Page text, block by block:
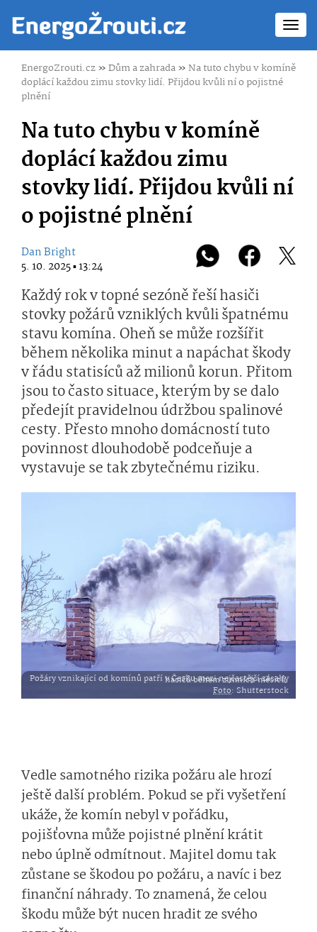
EnergoZrouti.cz»Dům a zahrada»Na tuto chybu v komíně
doplácí každou zimu stovky lidí. Přijdou kvůli ní o pojistné
plnění
Na tuto chybu v komíně
doplácí každou zimu
stovky lidí. Přijdou kvůli ní
o pojistné plnění
Dan Bright
5. 10. 2025 ▪ 13:24
Každý rok v topné sezóně řeší hasiči
stovky požárů vzniklých kvůli špatnému
stavu komína. Oheň se může rozšířit
během několika minut a napáchat škody
v řádu statisíců až milionů korun. Přitom
jsou to často situace, kterým by se dalo
předejít pravidelnou údržbou spalinové
cesty. Přesto mnoho domácností tuto
povinnost dlouhodobě podceňuje a
vystavuje se tak zbytečnému riziku.
Požáry vznikající od komínů patří v Česku mezi nejčastější zásahy hasičů během zimních měsíců.
Foto: Shutterstock
Vedle samotného rizika požáru ale hrozí
ještě další problém. Pokud se při vyšetření
ukáže, že komín nebyl v pořádku,
pojišťovna může pojistné plnění krátit
nebo úplně odmítnout. Majitel domu tak
zůstane se škodou po požáru, a navíc i bez
finanční náhrady. To znamená, že celou
škodu může být nucen hradit ze svého